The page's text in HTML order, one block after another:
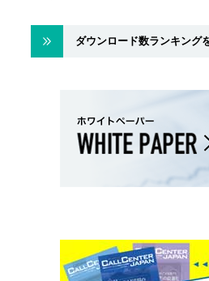
ダウンロード数ランキング